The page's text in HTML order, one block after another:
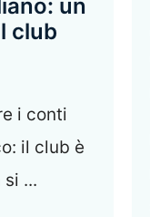
un
club
i conti
il club è
...